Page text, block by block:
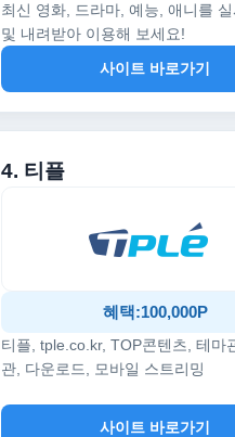
최신 영화, 드라마, 예능, 애니를
및 내려받아 이용해 보세요!
사이트 바로가기
4. 티플
혜택:100,000P
티플, tple.co.kr, TOP콘텐츠, 테마
관, 다운로드, 모바일 스트리밍
사이트 바로가기